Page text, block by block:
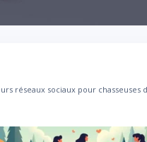
réseaux sociaux pour chasseuses